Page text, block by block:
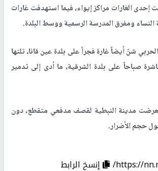
إحدى الغارات مراكز إيواء، فيما استهدفت غارات
ومفرق المدرسة الرسمية ووسط البلدة.
شنّ أيضاً غارة فجراً على بلدة عين قانا، تلتها
صباحاً على بلدة الشرقية، ما أدى إلى تدمير
تعرضت مدينة النبطية لقصف مدفعي متقطع، دون
حجم الأضرار.
https://
إنسخ الرابط